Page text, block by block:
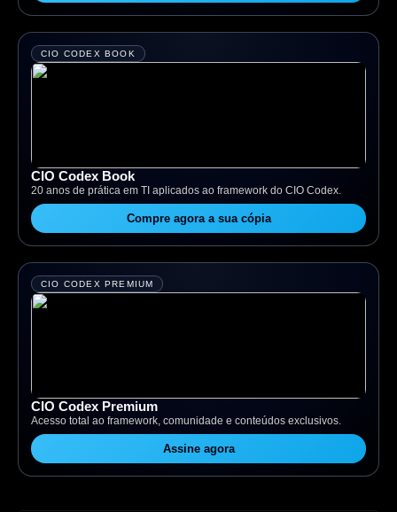
CIO CODEX BOOK
CIO Codex Book
20 anos de prática em TI aplicados ao framework do CIO Codex.
Compre agora a sua cópia
CIO CODEX PREMIUM
CIO Codex Premium
Acesso total ao framework, comunidade e conteúdos exclusivos.
Assine agora